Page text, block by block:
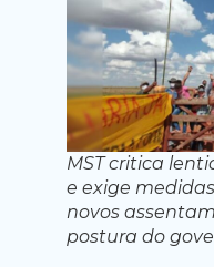
MST critica
e exige
novos
postura do